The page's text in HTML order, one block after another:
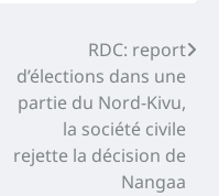
RDC: report
d’élections dans une
partie du Nord-Kivu,
la société civile
rejette la décision de
Nangaa